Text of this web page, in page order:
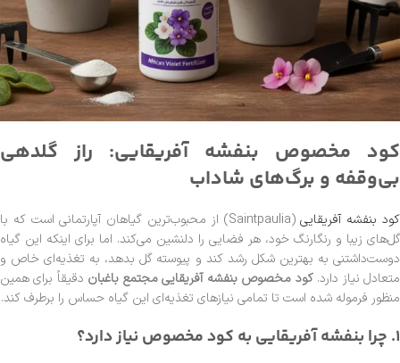
کود مخصوص بنفشه آفریقایی: راز گلدهی
بی‌وقفه و برگ‌های شاداب
کود بنفشه آفریقایی
(Saintpaulia) از محبوب‌ترین گیاهان آپارتمانی است که با
گل‌های زیبا و رنگارنگ خود، هر فضایی را دلنشین می‌کند. اما برای اینکه این گیاه
دوست‌داشتنی به بهترین شکل رشد کند و پیوسته گل بدهد، به تغذیه‌ای خاص و
متعادل نیاز دارد.کود مخصوص بنفشه آفریقایی مجتمع باغبان دقیقاً برای همین
منظور فرموله شده است تا تمامی نیازهای تغذیه‌ای این گیاه حساس را برطرف کند.
1. چرا بنفشه آفریقایی به کود مخصوص نیاز دارد؟